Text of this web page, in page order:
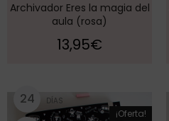
Archivador Eres la magia del
aula (rosa)
13,95€
¡Oferta!
24 DÍAS